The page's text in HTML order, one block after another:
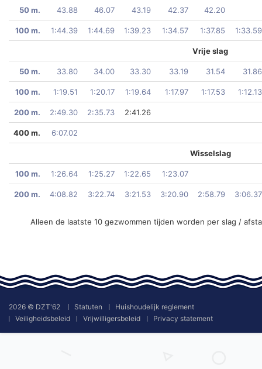
50 m. 43.88 46.07 43.19 42.37 42.20
100 m. 1:44.39 1:44.69 1:39.23 1:34.57 1:37.85 1:33.59
Vrije slag
50 m. 33.80 34.00 33.30 33.19 31.54 31.86
100 m. 1:19.51 1:20.17 1:19.64 1:17.97 1:17.53 1:12.13
200 m. 2:49.30 2:35.73 2:41.26
400 m. 6:07.02
Wisselslag
100 m. 1:26.64 1:25.27 1:22.65 1:23.07
200 m. 4:08.82 3:22.74 3:21.53 3:20.90 2:58.79 3:06.37
Alleen de laatste 10 gezwommen tijden worden per slag /
2026 © DZT'62 Statuten
Huishoudelijk reglement
Veiligheidsbeleid
Vrijwilligersbeleid Privacy statement